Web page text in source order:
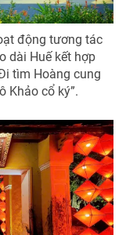
động tương tác
dài Huế kết hợp
tìm Hoàng cung
Khảo cổ ký”.